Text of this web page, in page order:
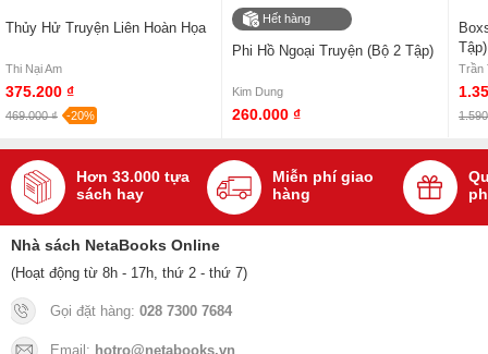
Thủy Hử Truyện Liên Hoàn Họa
Thi Nại Am
375.200 ₫
469.000 ₫ -20%
Hết hàng
Phi Hồ Ngoại Truyện (Bộ 2 Tập)
Kim Dung
260.000 ₫
Tập)
Trần
Hơn 33.000 tựa
sách hay
Miễn phí giao
hàng
Nhà sách NetaBooks Online
(Hoạt động từ 8h - 17h, thứ 2 - thứ 7)
Gọi đặt hàng: 028 7300 7684
Email: hotro@netabooks.vn